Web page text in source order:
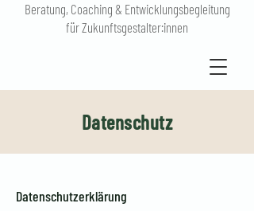
Beratung, Coaching & Entwicklungsbegleitung
für Zukunftsgestalter:innen
Datenschutz
Datenschutzerklärung